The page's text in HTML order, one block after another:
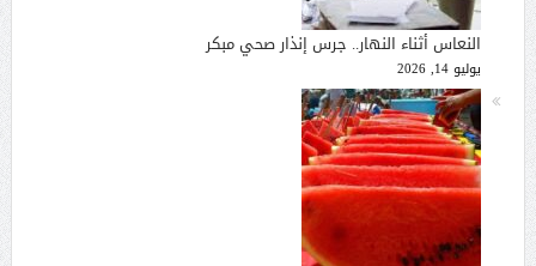
النعاس أثناء النهار.. جرس إنذار صحي مبكر
يوليو 14, 2026